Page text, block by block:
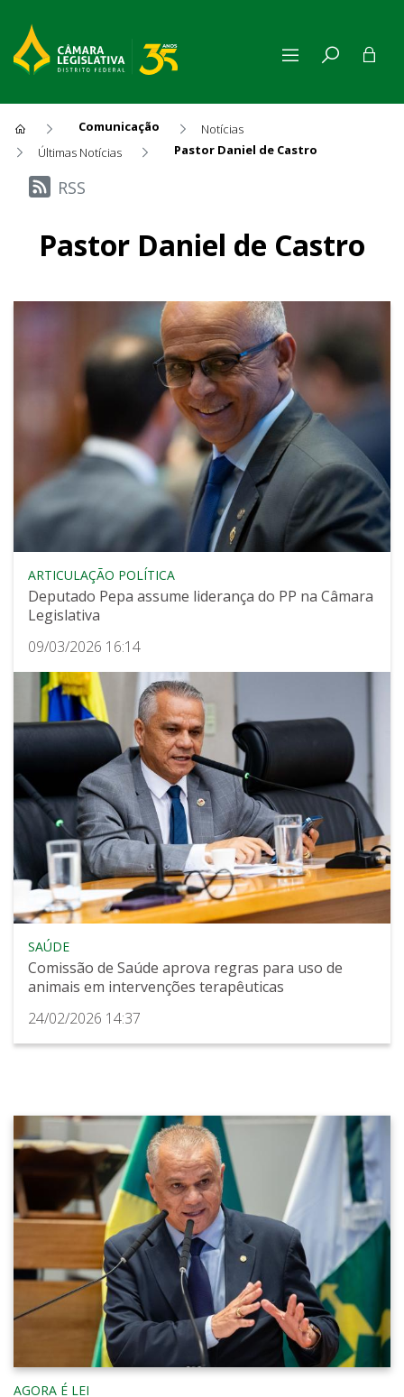
Comunicação
Notícias
Últimas Notícias
Pastor Daniel de Castro
Últimas Notícias
RSS
Pastor Daniel de Castro
ARTICULAÇÃO POLÍTICA
Deputado Pepa assume liderança do PP na Câmara
Legislativa
09/03/2026 16:14
SAÚDE
Comissão de Saúde aprova regras para uso de
animais em intervenções terapêuticas
24/02/2026 14:37
AGORA É LEI